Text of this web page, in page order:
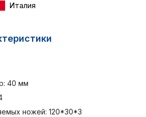
Италия
40 мм
ножей: 120*30*3